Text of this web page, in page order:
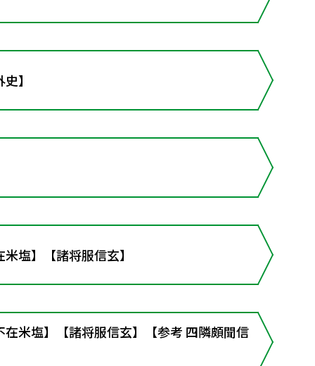
】
塩】【諸将服信玄】
米塩】【諸将服信玄】【参考 四隣頗聞信